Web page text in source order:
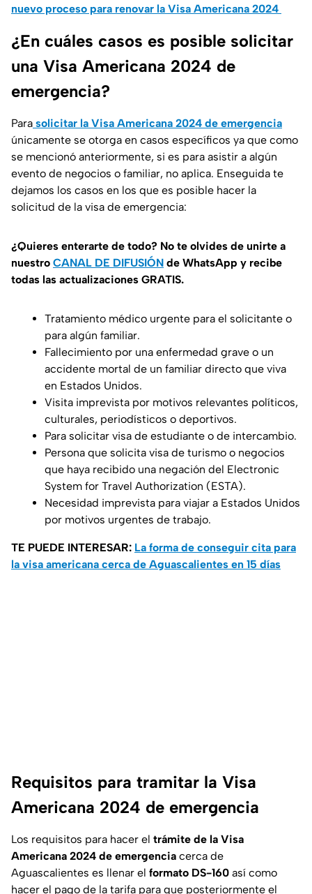
nuevo proceso para renovar la Visa Americana 2024
¿En cuáles casos es posible solicitar
una Visa Americana 2024 de
emergencia?
Para solicitar la Visa Americana 2024 de emergencia
únicamente se otorga en casos específicos ya que como
se mencionó anteriormente, si es para asistir a algún
evento de negocios o familiar, no aplica. Enseguida te
dejamos los casos en los que es posible hacer la
solicitud de la visa de emergencia:
¿Quieres enterarte de todo? No te olvides de unirte a
nuestro CANAL DE DIFUSIÓN de WhatsApp y recibe
todas las actualizaciones GRATIS.
Tratamiento médico urgente para el solicitante o
para algún familiar.
Fallecimiento por una enfermedad grave o un
accidente mortal de un familiar directo que viva
en Estados Unidos.
Visita imprevista por motivos relevantes políticos,
culturales, periodísticos o deportivos.
Para solicitar visa de estudiante o de intercambio.
Persona que solicita visa de turismo o negocios
que haya recibido una negación del Electronic
System for Travel Authorization (ESTA).
Necesidad imprevista para viajar a Estados Unidos
por motivos urgentes de trabajo.
TE PUEDE INTERESAR: La forma de conseguir cita para
la visa americana cerca de Aguascalientes en 15 días
Requisitos para tramitar la Visa
Americana 2024 de emergencia
Los requisitos para hacer el trámite de la Visa
Americana 2024 de emergencia cerca de
Aguascalientes es llenar el formato DS-160 así como
hacer el pago de la tarifa para que posteriormente el